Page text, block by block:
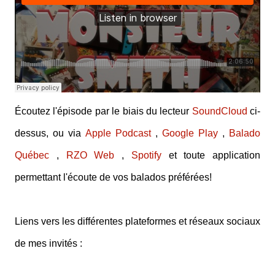
Écoutez l'épisode par le biais du lecteur SoundCloud ci-
dessus, ou via Apple Podcast, Google Play , Balado
Québec , RZO Web , Spotifyet toute application
permettant l'écoute de vos balados préférées!
Liens vers les différentes plateformes et réseaux sociaux
de mes invités :